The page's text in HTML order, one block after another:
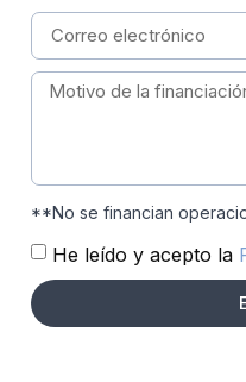
**No se financian
He leído y acepto la